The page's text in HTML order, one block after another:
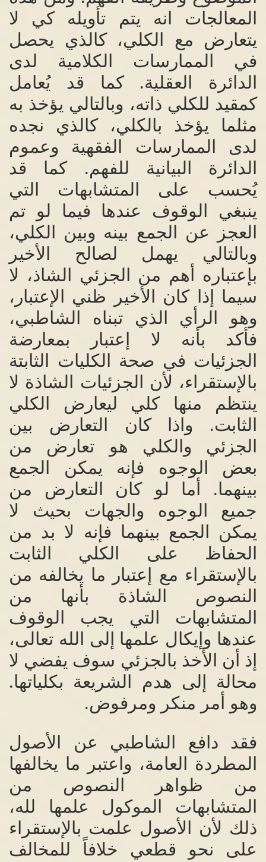
المعالجات انه يتم تأويله كي لا
يتعارض مع الكلي، كالذي يحصل
في الممارسات الكلامية لدى
الدائرة العقلية.كما قد يُعامل
كمقيد للكلي ذاته، وبالتالي يؤخذ به
مثلما يؤخذ بالكلي، كالذي نجده
لدى الممارسات الفقهية وعموم
الدائرة البيانية للفهم.كما قد
يُحسب على المتشابهات التي
ينبغي الوقوف عندها فيما لو تم
العجز عن الجمع بينه وبين الكلي،
وبالتالي يهمل لصالح الأخير
بإعتباره أهم من الجزئي الشاذ، لا
سيما إذا كان الأخير ظني الإعتبار،
وهو الرأي الذي تبناه الشاطبي،
فأكد بأنه لا إعتبار بمعارضة
الجزئيات في صحة الكليات الثابتة
بالإستقراء، لأن الجزئيات الشاذة لا
ينتظم منها كلي ليعارض الكلي
الثابت. واذا كان التعارض بين
الجزئي والكلي هو تعارض من
بعض الوجوه فإنه يمكن الجمع
بينهما.
أما لو كان التعارض من
جميع الوجوه والجهات بحيث لا
يمكن الجمع بينهما فإنه لا بد من
الحفاظ على الكلي الثابت
بالإستقراء مع إعتبار ما يخالفه من
النصوص الشاذة بأنها من
المتشابهات التي يجب الوقوف
عندها وإيكال علمها إلى الله تعالى،
إذ أن الأخذ بالجزئي سوف يفضي لا
محالة إلى هدم الشريعة بكلياتها.
وهو أمر منكر ومرفوض.
فقد دافع الشاطبي عن الأصول
المطردة العامة، واعتبر ما يخالفها
من ظواهر النصوص من
المتشابهات الموكول علمها لله،
ذلك لأن الأصول علمت بالإستقراء
على نحو قطعي خلافاً للمخالف